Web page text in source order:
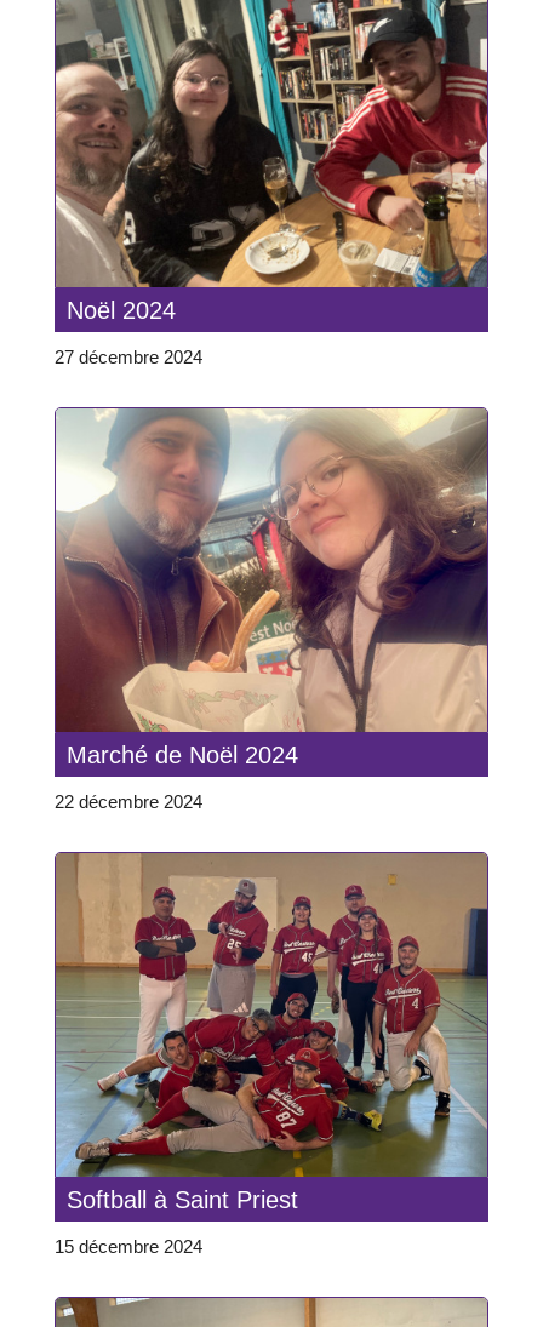
Noël 2024
27 décembre 2024
Marché de Noël 2024
22 décembre 2024
Softball à Saint Priest
15 décembre 2024